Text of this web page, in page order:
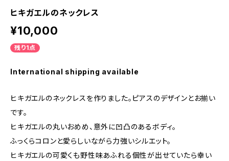
ヒキガエルのネックレス
¥10,000
残り1点
International shipping available
ヒキガエルのネックレスを作りました。ピアスのデザインとお揃い
です。
ヒキガエルの丸いおめめ、意外に凹凸のあるボディ。
ふっくらコロンと愛らしいながら力強いシルエット。
ヒキガエルの可愛くも野性味あふれる個性が出せていたら幸い